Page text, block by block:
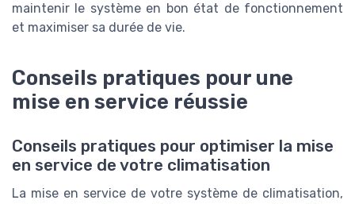
maintenir le système en bon état de fonctionnement
et maximiser sa durée de vie.
Conseils pratiques pour une
mise en service réussie
Conseils pratiques pour optimiser la mise
en service de votre climatisation
La mise en service de votre système de climatisation,